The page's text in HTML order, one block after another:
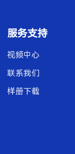
服务支持
视频中心
联系我们
样册下载